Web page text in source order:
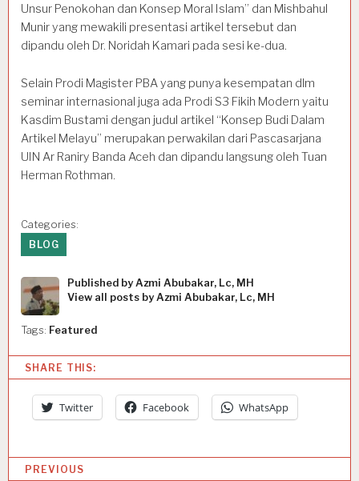
Unsur Penokohan dan Konsep Moral Islam” dan Mishbahul
Munir yang mewakili presentasi artikel tersebut dan
dipandu oleh Dr. Noridah Kamari pada sesi ke-dua.
Selain Prodi Magister PBA yang punya kesempatan dlm
seminar internasional juga ada Prodi S3 Fikih Modern yaitu
Kasdim Bustami dengan judul artikel “Konsep Budi Dalam
Artikel Melayu” merupakan perwakilan dari Pascasarjana
UIN Ar Raniry Banda Aceh dan dipandu langsung oleh Tuan
Herman Rothman.
Categories:
BLOG
Published by Azmi Abubakar, Lc, MH
View all posts by Azmi Abubakar, Lc, MH
Tags: Featured
SHARE THIS:
Twitter Facebook WhatsApp
PREVIOUS